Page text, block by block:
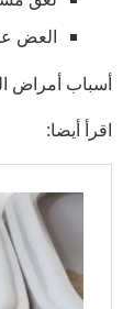
العض
أسباب أمراض
اقرأ أيضا: